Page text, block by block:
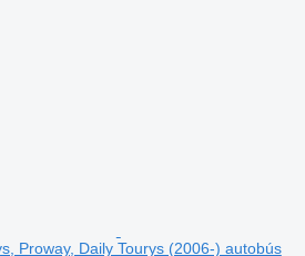
Proway, Daily Tourys (2006-) autobús